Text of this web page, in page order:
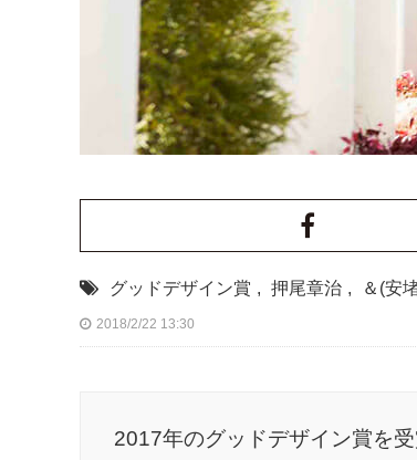
グッドデザイン賞 , 押尾章治 , ＆(安
2018/2/22 13:30
2017年のグッドデザイン賞を